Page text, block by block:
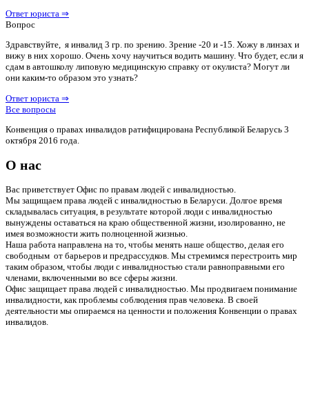
Ответ юриста ⇒
Вопрос
Здравствуйте, я инвалид 3 гр. по зрению. Зрение -20 и -15. Хожу в линзах и
вижу в них хорошо. Очень хочу научиться водить машину. Что будет, если я
сдам в автошколу липовую медицинскую справку от окулиста? Могут ли
они каким-то образом это узнать?
Ответ юриста ⇒
Все вопросы
Конвенция о правах инвалидов ратифицирована Республикой Беларусь 3
октября 2016 года.
О нас
Вас приветствует Офис по правам людей с инвалидностью.
Мы защищаем права людей с инвалидностью в Беларуси. Долгое время
складывалась ситуация, в результате которой люди с инвалидностью
вынуждены оставаться на краю общественной жизни, изолированно, не
имея возможности жить полноценной жизнью.
Наша работа направлена на то, чтобы менять наше общество, делая его
свободным от барьеров и предрассудков. Мы стремимся перестроить мир
таким образом, чтобы люди с инвалидностью стали равноправными его
членами, включенными во все сферы жизни.
Офис защищает права людей с инвалидностью. Мы продвигаем понимание
инвалидности, как проблемы соблюдения прав человека. В своей
деятельности мы опираемся на ценности и положения Конвенции о правах
инвалидов.